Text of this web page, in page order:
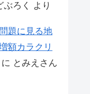
ぶろく より
題に見る地
額カラクリ
に とみえさん